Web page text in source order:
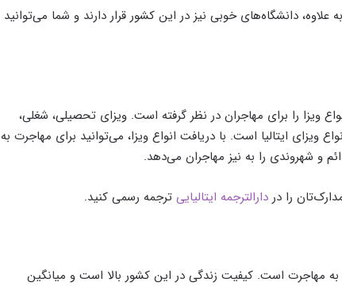
دانشگاه‌های خوبی نیز در این کشور قرار دارند و شما می‌توانید
ویزا را برای مهاجران در نظر گرفته است. ویزای تحصیلی، شغلی،
ویزای ایتالیا است. با دریافت انواع ویزا، می‌توانید برای مهاجرت به
و شهروندی را به نیز مهاجران می‌دهد.
را در دارالترجمه ایتالیایی ترجمه رسمی کنید.
به مهاجرت است. کیفیت زندگی در این کشور بالا است و میانگین